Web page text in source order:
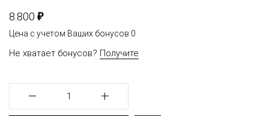
8.800 ₽
Цена с учетом Ваших бонусов 0
Не хватает бонусов? Получите
1